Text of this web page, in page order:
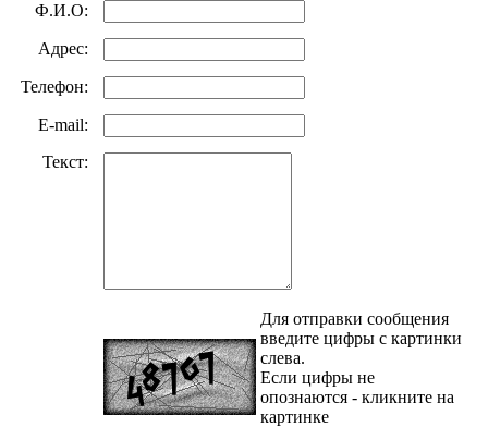
Ф.И.О:
Адрес:
Телефон:
E-mail:
Текст:
Для отправки сообщения
введите цифры с картинки
слева.
Если цифры не
опознаются - кликните на
картинке